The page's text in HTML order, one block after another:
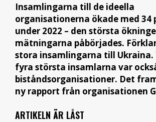
Insamlingarna till de ideella
organisationerna ökade med 34
under 2022 – den största
mätningarna påbörjades.
stora insamlingarna till Ukraina.
fyra största insamlarna var
biståndsorganisationer. Det
ny rapport från organisationen
ARTIKELN ÄR LÅST